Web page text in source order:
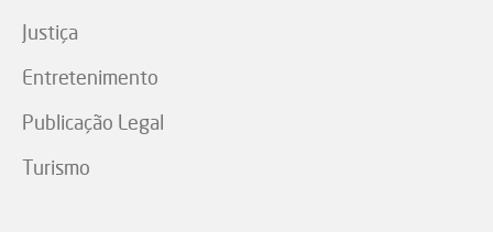
Justiça
Entretenimento
Publicação Legal
Turismo